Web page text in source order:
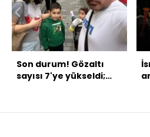
Son durum! Gözaltı
sayısı 7'ye yükseldi;